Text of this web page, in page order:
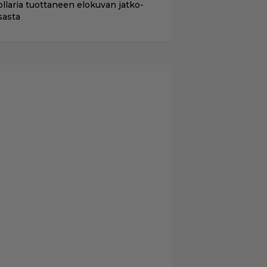
tuottaneen elokuvan jatko-